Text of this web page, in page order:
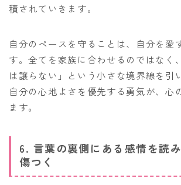
積されていきます。
自分のペースを守ることは、自分を愛
す。全てを家族に合わせるのではなく
は譲らない」という小さな境界線を引
自分の心地よさを優先する勇気が、心
ます。
6. 言葉の裏側にある感情を読
傷つく